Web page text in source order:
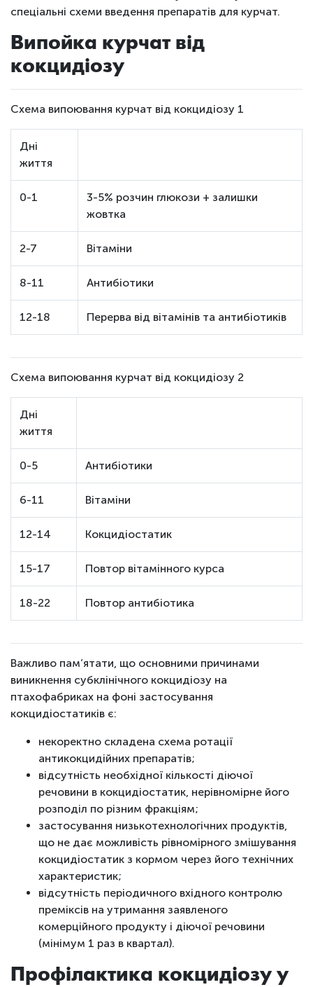
спеціальні схеми введення препаратів для курчат.
Випойка курчат від
кокцидіозу
Схема випоювання курчат від кокцидіозу 1
Дні
життя
0-1
3-5% розчин глюкози + залишки
жовтка
2-7 Вітаміни
8-11 Антибіотики
12-18 Перерва від вітамінів та антибіотиків
Схема випоювання курчат від кокцидіозу 2
Дні
життя
0-5 Антибіотики
6-11 Вітаміни
12-14 Кокцидіостатик
15-17 Повтор вітамінного курса
18-22 Повтор антибіотика
Важливо пам’ятати, що основними причинами
виникнення субклінічного кокцидіозу на
птахофабриках на фоні застосування
кокцидіостатиків є:
некоректно складена схема ротації
антикокцидійних препаратів;
відсутність необхідної кількості діючої
речовини в кокцидіостатик, нерівномірне його
розподіл по різним фракціям;
застосування низькотехнологічних продуктів,
що не дає можливість рівномірного змішування
кокцидіостатик з кормом через його технічних
характеристик;
відсутність періодичного вхідного контролю
преміксів на утримання заявленого
комерційного продукту і діючої речовини
(мінімум 1 раз в квартал).
Профілактика кокцидіозу у